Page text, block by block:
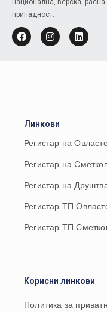
национална, верска, расна
припадност.
Линкови
Регистар на
Регистар на
Регистар на
Регистар ТП
Регистар ТП
Корисни линкови
Политика за